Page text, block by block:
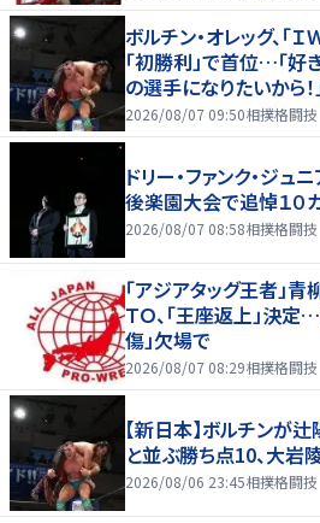
ボルチン・オレッグ、「
「初勝利」で首位…「
の選手になりたいから
2026/08/07 09:50相撲格闘技
ドリー・ファンク・ジュ
後楽園大会で追悼１０
2026/08/07 08:58相撲格闘技
「アジアタッグ王者」青
ＴＯ、「王座返上」決
傷」欠場で
2026/08/07 08:29相撲格闘技
【新日本】ボルチンが
と並ぶ勝ち点10、大岩
2026/08/06 23:45相撲格闘技